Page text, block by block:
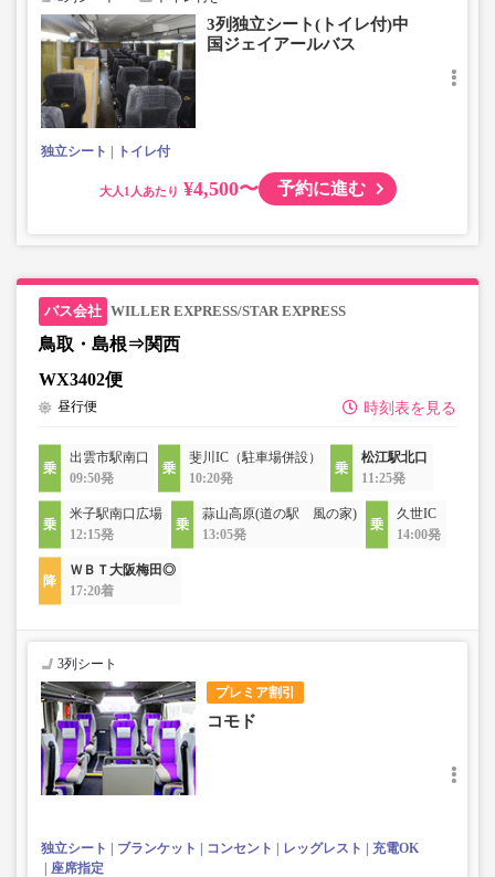
3列独立シート(トイレ付)中
国ジェイアールバス
独立シート トイレ付
大人 ¥4,500〜 予約に進む
WILLER EXPRESS/STAR EXPRESS
鳥取・島根⇒関西
WX3402便
時刻表を見る
昼行便
出雲市駅南口
09:50発
斐川IC（駐車場併設）
10:20発
松江駅北口
11:25発
米子駅南口広場
12:15発
蒜山高原(道の駅 風の家)
13:05発
久世IC
14:00発
ＷＢＴ大阪梅田◎
17:20着
プレミア割引
3列シート
コモド
独立シート ブランケット コンセント レッグレスト
充電OK
座席指定